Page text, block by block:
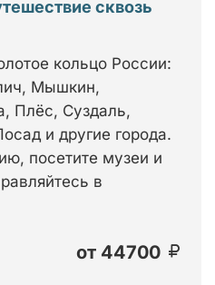
сквозь
кольцо России:
Мышкин,
Плёс, Суздаль,
и другие города.
посетите музеи и
в
от 44700